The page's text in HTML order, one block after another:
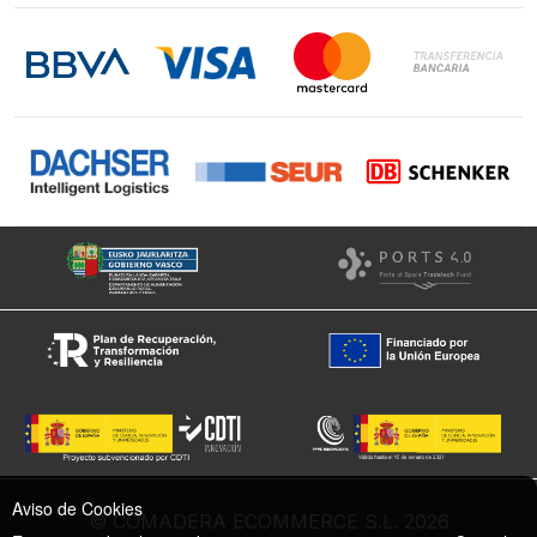
Instagram
Facebook
© COMADERA ECOMMERCE S.L. 2026
Aviso de Cookies